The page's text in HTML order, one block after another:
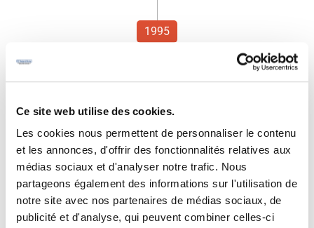
Ce site web utilise des cookies.
Les cookies nous permettent de personnaliser le contenu
et les annonces, d'offrir des fonctionnalités relatives aux
médias sociaux et d'analyser notre trafic. Nous
partageons également des informations sur l'utilisation de
notre site avec nos partenaires de médias sociaux, de
publicité et d'analyse, qui peuvent combiner celles-ci
1995
JUIN